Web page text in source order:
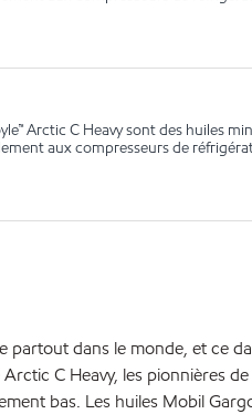
Arctic C Heavy sont des huiles
aux compresseurs de
dans le monde, et ce
C Heavy, les pionnières
bas. Les huiles Mobil